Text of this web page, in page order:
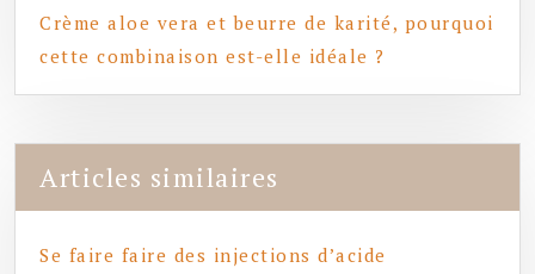
Crème aloe vera et beurre de karité, pourquoi
cette combinaison est-elle idéale ?
Articles similaires
Se faire faire des injections d’acide